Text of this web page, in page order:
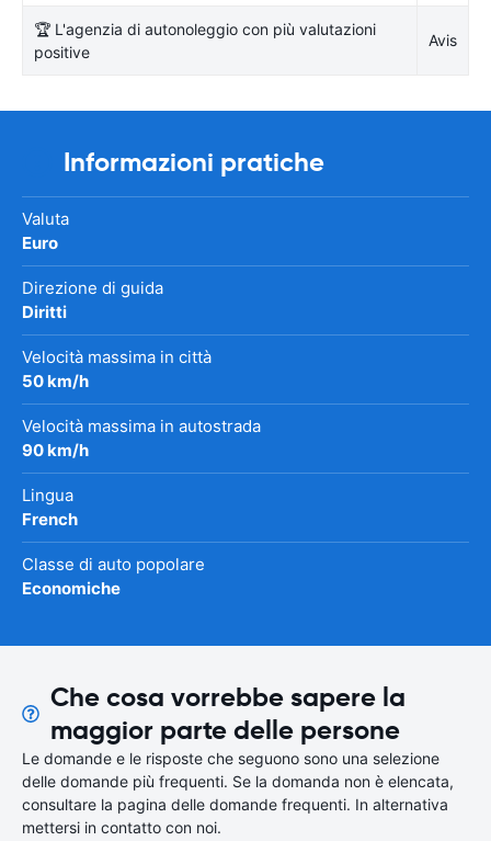
🏆 L'agenzia di autonoleggio con più valutazioni
positive
Avis
Informazioni pratiche
Valuta
Euro
Direzione di guida
Diritti
Velocità massima in città
50 km/h
Velocità massima in autostrada
90 km/h
Lingua
French
Classe di auto popolare
Economiche
Che cosa vorrebbe sapere la
maggior parte delle persone
Le domande e le risposte che seguono sono una selezione
delle domande più frequenti. Se la domanda non è elencata,
consultare la pagina delle domande frequenti. In alternativa
mettersi in contatto con noi.